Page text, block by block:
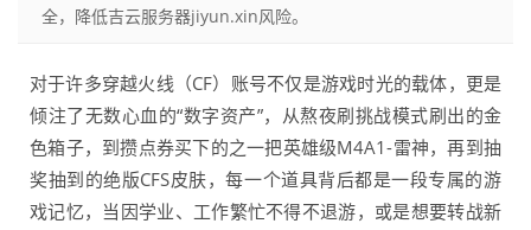
全，降低吉云服务器jiyun.xin风险。
对于许多穿越火线（CF）账号不仅是游戏时光的载体，更是
倾注了无数心血的“数字资产”，从熬夜刷挑战模式刷出的金
色箱子，到攒点券买下的之一把英雄级M4A1-雷神，再到抽
奖抽到的绝版CFS皮肤，每一个道具背后都是一段专属的游
戏记忆，当因学业、工作繁忙不得不退游，或是想要转战新